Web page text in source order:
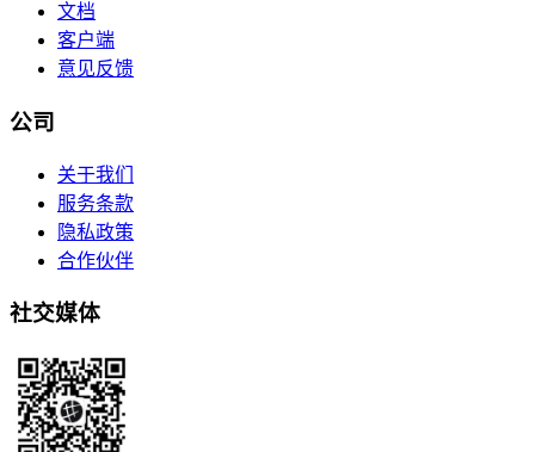
文档
客户端
意见反馈
公司
关于我们
服务条款
隐私政策
合作伙伴
社交媒体